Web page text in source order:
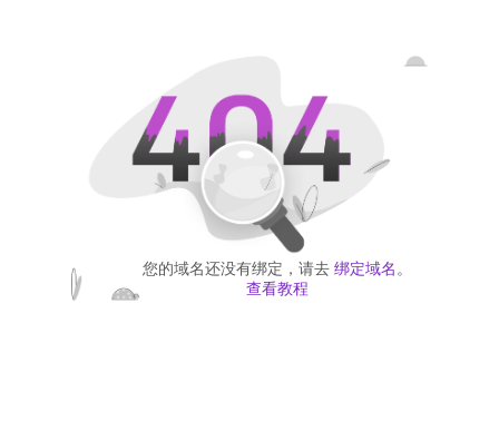
您的域名还没有绑定，请去 绑定域名 。
查看教程